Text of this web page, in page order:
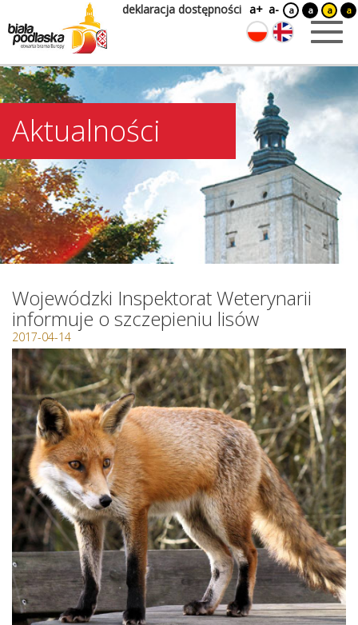
deklaracja dostępności a+ a- a a a a
Aktualności
Wojewódzki Inspektorat Weterynarii
informuje o szczepieniu lisów
2017-04-14